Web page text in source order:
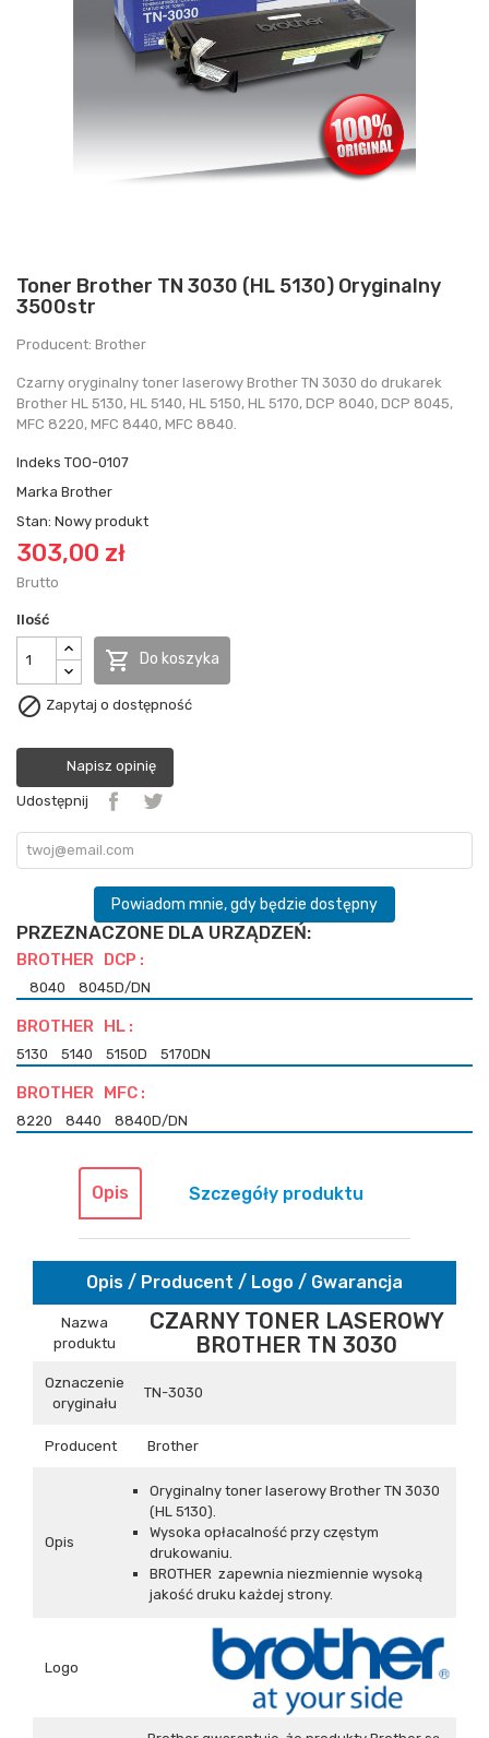
Toner Brother TN 3030 (HL 5130) Oryginalny
3500str
Producent: Brother
Czarny oryginalny toner laserowy Brother TN 3030 do drukarek
Brother HL 5130, HL 5140, HL 5150, HL 5170, DCP 8040, DCP 8045,
MFC 8220, MFC 8440, MFC 8840.
Indeks TOO-0107
Marka Brother
Stan: Nowy produkt
303,00 zł
Brutto
Ilość
 Do koszyka
 Zapytaj o dostępność
Napisz opinię
Udostępnij
Powiadom mnie, gdy będzie dostępny
PRZEZNACZONE DLA URZĄDZEŃ:
BROTHER DCP :
8040 8045D/DN
BROTHER HL :
5130 5140 5150D 5170DN
BROTHER MFC :
8220 8440 8840D/DN
Opis Szczegóły produktu
Opis / Producent / Logo / Gwarancja
Nazwa
produktu
CZARNY TONER LASEROWY
BROTHER TN 3030
Oznaczenie
oryginału
TN-3030
Producent Brother
Opis
Oryginalny toner laserowy Brother TN 3030
(HL 5130).
Wysoka opłacalność przy częstym
drukowaniu.
BROTHER zapewnia niezmiennie wysoką
jakość druku każdej strony.
Logo